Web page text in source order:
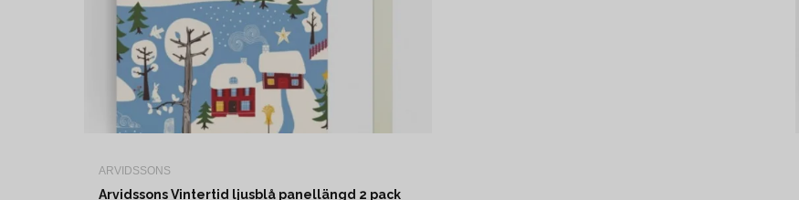
ARVIDSSONS
Arvidssons Vintertid ljusblå panellängd 2 pack